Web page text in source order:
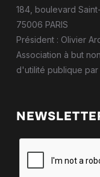
184, boulevard
75006 PARIS
Président : Olivier
Association à but
d'utilité publique